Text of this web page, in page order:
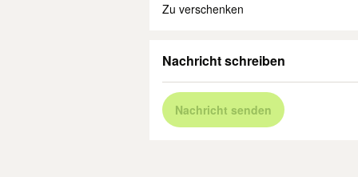
Zu verschenken
Nachricht schreiben
Nachricht senden